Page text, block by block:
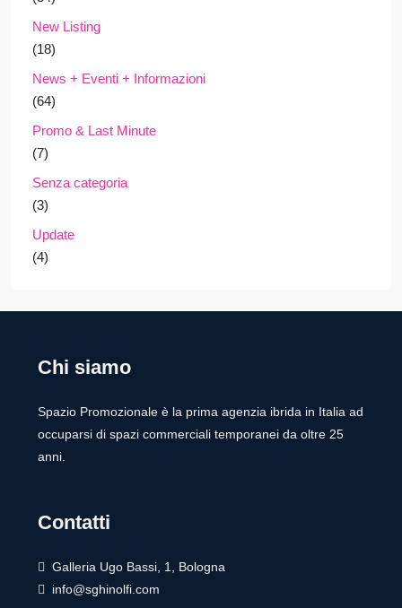
New Listing
(18)
News + Eventi + Informazioni
(64)
Promo & Last Minute
(7)
Senza categoria
(3)
Update
(4)
Chi siamo
Spazio Promozionale è la prima agenzia ibrida in Italia ad
occuparsi di spazi commerciali temporanei da oltre 25
anni.
Contatti
Galleria Ugo Bassi, 1, Bologna
info@sghinolfi.com